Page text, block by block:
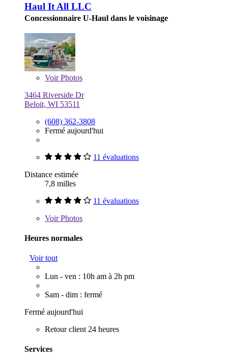
Haul It All LLC
Concessionnaire U-Haul dans le voisinage
VoirPhotos
3464 Riverside Dr
Beloit, WI 53511
(608) 362-3808
Fermé aujourd'hui
11 évaluations
Distance estimée
7,8 milles
11 évaluations
VoirPhotos
Heures normales
Voir tout
Lun - ven : 10h am à 2h pm
Sam - dim : fermé
Fermé aujourd'hui
Retour client 24 heures
Services